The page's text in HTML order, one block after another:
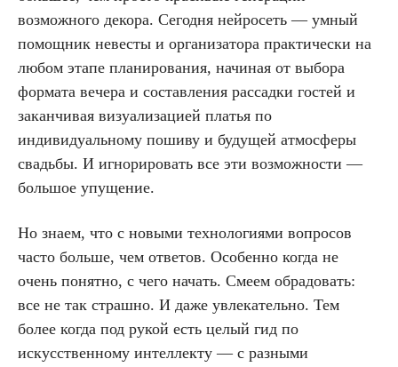
возможного декора. Сегодня нейросеть — умный
помощник невесты и организатора практически на
любом этапе планирования, начиная от выбора
формата вечера и составления рассадки гостей и
заканчивая визуализацией платья по
индивидуальному пошиву и будущей атмосферы
свадьбы. И игнорировать все эти возможности —
большое упущение.
Но знаем, что с новыми технологиями вопросов
часто больше, чем ответов. Особенно когда не
очень понятно, с чего начать. Смеем обрадовать:
все не так страшно. И даже увлекательно. Тем
более когда под рукой есть целый гид по
искусственному интеллекту — с разными